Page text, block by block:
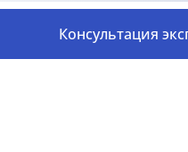
Консультация